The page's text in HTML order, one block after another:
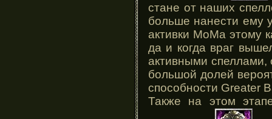
стане от наших
больше нанести ему
активки МоМа этому
да и когда враг
активными
большой долей
способности Greater
Также на этом